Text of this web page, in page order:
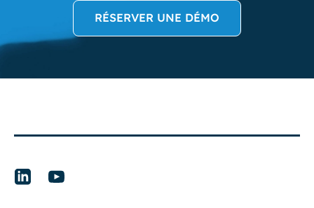
RÉSERVER UNE DÉMO